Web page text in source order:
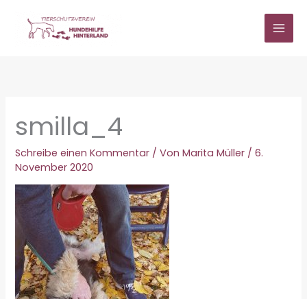
springen
smilla_4
Schreibe einen Kommentar / VonMarita Müller /6.
November 2020